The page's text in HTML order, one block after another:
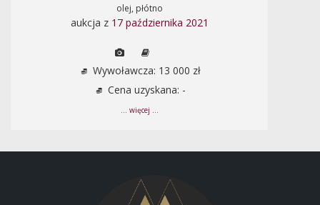
olej, płótno
aukcja z 17 października 2021
Wywoławcza: 13 000 zł
Cena uzyskana: -
... więcej ...